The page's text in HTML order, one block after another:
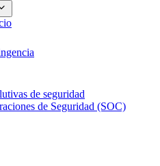
de seguridad
de Seguridad (SOC)